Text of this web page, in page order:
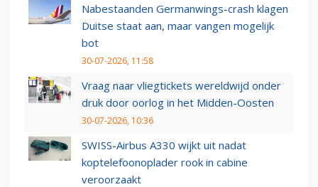
Nabestaanden Germanwings-crash klagen
Duitse staat aan, maar vangen mogelijk
bot
30-07-2026, 11:58
Vraag naar vliegtickets wereldwijd onder
druk door oorlog in het Midden-Oosten
30-07-2026, 10:36
SWISS-Airbus A330 wijkt uit nadat
koptelefoonoplader rook in cabine
veroorzaakt